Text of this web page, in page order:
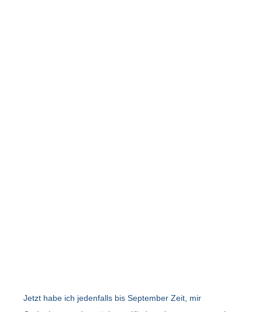
Jetzt habe ich jedenfalls bis September Zeit, mir